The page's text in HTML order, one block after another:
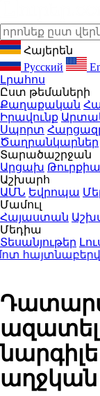
Հայերեն
Русский
Լրահոս
Ըստ թեմաների
Քաղաքական
Իրավունք
Սպորտ
Ծաղրանկարներ
Տարածաշրջան
Արցախ Թուրքիա
Աշխարհ
ԱՄՆ Եվրոպա
Մամուլ
Հայաստան
Մեդիա
Տեսանյութեր
ազատել
աղջկան